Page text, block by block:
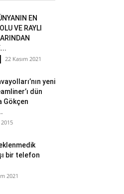
EN
VE RAYLI
22 Kasım 2021
yeni
dün
Gökçen
bir telefon
2021